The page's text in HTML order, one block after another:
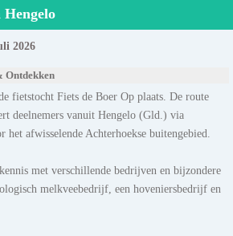
Hengelo
2026
Ontdekken
fietstocht Fiets de Boer Op plaats. De route
deelnemers vanuit Hengelo (Gld.) via
het afwisselende Achterhoekse buitengebied.
met verschillende bedrijven en bijzondere
melkveebedrijf, een hoveniersbedrijf en